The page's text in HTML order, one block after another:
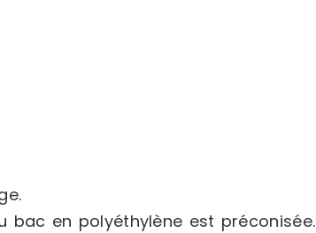
en polyéthylène est préconisée.